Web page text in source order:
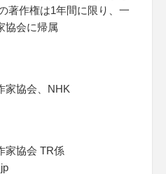
著作権は1年間に限り、一
協会に帰属
家協会、NHK
家協会 TR係